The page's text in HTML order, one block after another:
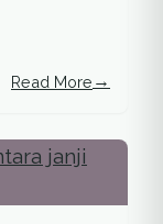
Read More →